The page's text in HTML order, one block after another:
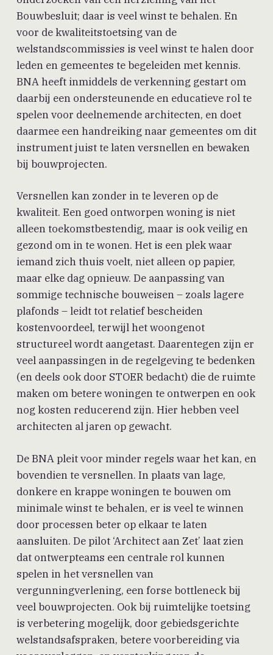
Bouwbesluit; daar is veel winst te behalen. En
voor de kwaliteitstoetsing van de
welstandscommissies is veel winst te halen door
leden en gemeentes te begeleiden met kennis.
BNA heeft inmiddels de verkenning gestart om
daarbij een ondersteunende en educatieve rol te
spelen voor deelnemende architecten, en doet
daarmee een handreiking naar gemeentes om dit
instrument juist te laten versnellen en bewaken
bij bouwprojecten.
Versnellen kan zonder in te leveren op de
kwaliteit. Een goed ontworpen woning is niet
alleen toekomstbestendig, maar is ook veilig en
gezond om in te wonen. Het is een plek waar
iemand zich thuis voelt, niet alleen op papier,
maar elke dag opnieuw. De aanpassing van
sommige technische bouweisen – zoals lagere
plafonds – leidt tot relatief bescheiden
kostenvoordeel, terwijl het woongenot
structureel wordt aangetast. Daarentegen zijn er
veel aanpassingen in de regelgeving te bedenken
(en deels ook door STOER bedacht) die de ruimte
maken om betere woningen te ontwerpen en ook
nog kosten reducerend zijn. Hier hebben veel
architecten al jaren op gewacht.
De BNA pleit voor minder regels waar het kan, en
bovendien te versnellen. In plaats van lage,
donkere en krappe woningen te bouwen om
minimale winst te behalen, er is veel te winnen
door processen beter op elkaar te laten
aansluiten. De pilot ‘Architect aan Zet’ laat zien
dat ontwerpteams een centrale rol kunnen
spelen in het versnellen van
vergunningverlening, een forse bottleneck bij
veel bouwprojecten. Ook bij ruimtelijke toetsing
is verbetering mogelijk, door gebiedsgerichte
welstandsafspraken, betere voorbereiding via